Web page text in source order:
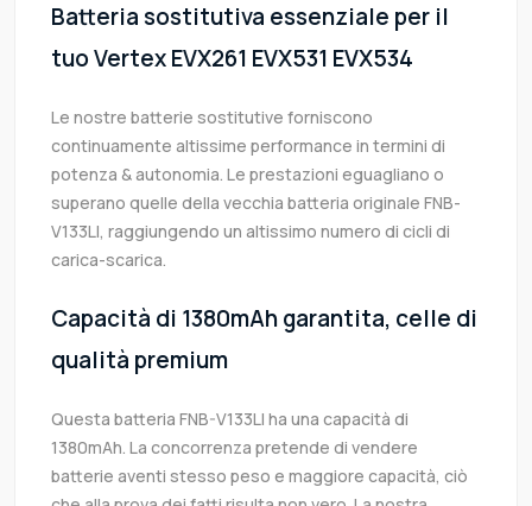
Batteria sostitutiva essenziale per il
tuo Vertex EVX261 EVX531 EVX534
Le nostre batterie sostitutive forniscono
continuamente altissime performance in termini di
potenza & autonomia. Le prestazioni eguagliano o
superano quelle della vecchia batteria originale FNB-
V133LI, raggiungendo un altissimo numero di cicli di
carica-scarica.
Capacità di 1380mAh garantita, celle di
qualità premium
Questa batteria FNB-V133LI ha una capacità di
1380mAh. La concorrenza pretende di vendere
batterie aventi stesso peso e maggiore capacità, ciò